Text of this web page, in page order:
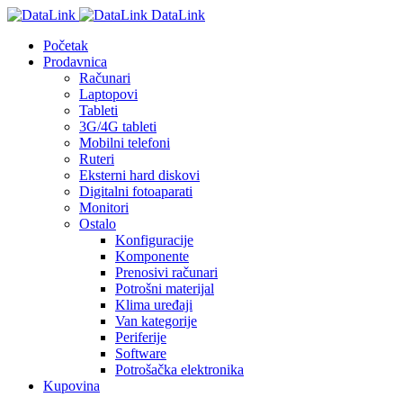
DataLink
Početak
Prodavnica
Računari
Laptopovi
Tableti
3G/4G tableti
Mobilni telefoni
Ruteri
Eksterni hard diskovi
Digitalni fotoaparati
Monitori
Ostalo
Konfiguracije
Komponente
Prenosivi računari
Potrošni materijal
Klima uređaji
Van kategorije
Periferije
Software
Potrošačka elektronika
Kupovina